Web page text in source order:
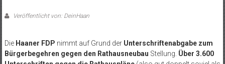
Veröffentlicht von: DeinHaan
Die Haaner FDP nimmt auf Grund derUnterschriftenabgabe zum
Bürgerbegehren gegen den Rathausneubau Stellung. Über 3.600